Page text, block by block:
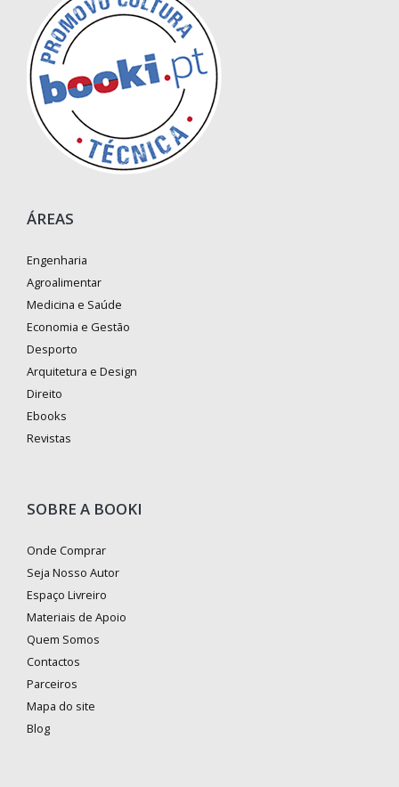
ÁREAS
Engenharia
Agroalimentar
Medicina e Saúde
Economia e Gestão
Desporto
Arquitetura e Design
Direito
Ebooks
Revistas
SOBRE A BOOKI
Onde Comprar
Seja Nosso Autor
Espaço Livreiro
Materiais de Apoio
Quem Somos
Contactos
Parceiros
Mapa do site
Blog